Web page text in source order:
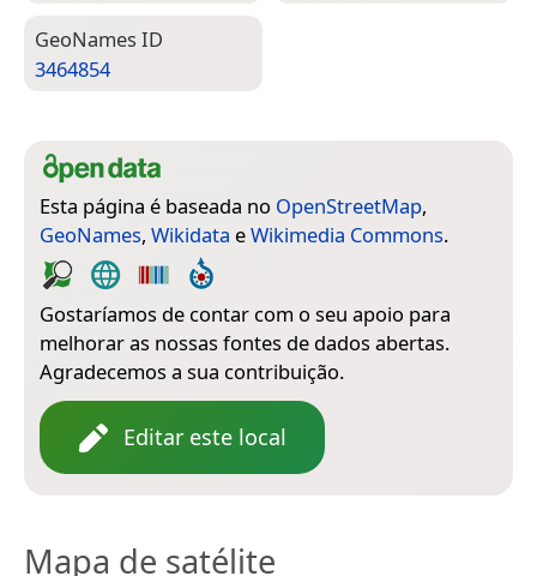
Geo­Names ID
3464854
Esta página é baseada no OpenStreetMap,
GeoNames, Wikidata eWikimedia Commons.
Gostaríamos de contar com o seu apoio para
melhorar as nossas fontes de dados abertas.
Agradecemos a sua contribuição.
Editar este local
Mapa de satélite